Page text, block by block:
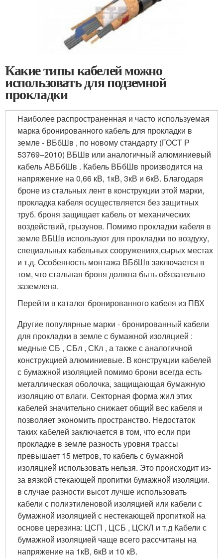
Какие типы кабелей можно
использовать для подземной
прокладки
Наиболее распространенная и часто используемая
марка бронированного кабель для прокладки в
земле - ВБбШв , по новому стандарту (ГОСТ Р
53769–2010) ВБШв или аналогичный алюминиевый
кабель АВБбШв . Кабель ВБбШв производится на
напряжение на 0,66 кВ, 1кВ, 3кВ и 6кВ. Благодаря
броне из стальных лент в конструкции этой марки,
прокладка кабеля осуществляется без защитных
труб. броня защищает кабель от механических
воздействий, грызунов. Помимо прокладки кабеля в
земле ВБШв используют для прокладки по воздуху,
специальных кабельных сооружениях,сырых местах
и т.д. Особенность монтажа ВБбШв заключается в
том, что стальная броня должна быть обязательно
заземлена.
Перейти в каталог бронированного кабеля из ПВХ
Другие популярные марки - бронированный кабели
для прокладки в земле с бумажной изоляцией :
медные СБ , СБл , СКл , а также с аналогичной
конструкцией алюминиевые. В конструкции кабелей
с бумажной изоляцией помимо брони всегда есть
металлическая оболочка, защищающая бумажную
изоляцию от влаги. Секторная форма жил этих
кабелей значительно снижает общий вес кабеля и
позволяет экономить пространство. Недостаток
таких кабелей заключается в том, что если при
прокладке в земле разность уровня трассы
превышает 15 метров, то кабель с бумажной
изоляцией использовать нельзя. Это происходит из-
за вязкой стекающей пропитки бумажной изоляции.
в случае разности высот лучше использовать
кабели с полиэтиленовой изоляцией или кабели с
бумажной изоляцией с нестекающей пропиткой на
основе церезина: ЦСП , ЦСБ , ЦСКЛ и т.д Кабели с
бумажной изоляцией чаще всего рассчитаны на
напряжение на 1кВ, 6кВ и 10 кВ.